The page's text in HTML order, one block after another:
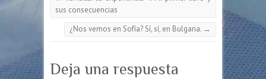
sus consecuencias
¿Nos vemos en Sofía? Sí, sí, en Bulgaria. →
Deja una respuesta